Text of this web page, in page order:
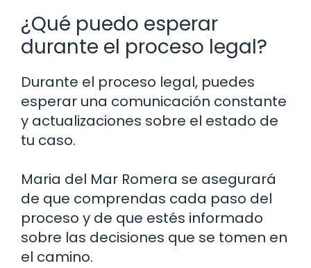
¿Qué puedo esperar
durante el proceso legal?
Durante el proceso legal, puedes
esperar una comunicación constante
y actualizaciones sobre el estado de
tu caso.
Maria del Mar Romera se asegurará
de que comprendas cada paso del
proceso y de que estés informado
sobre las decisiones que se tomen en
el camino.